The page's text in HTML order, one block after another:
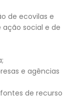
de ecovilas e
social e de
e agências
de recurso